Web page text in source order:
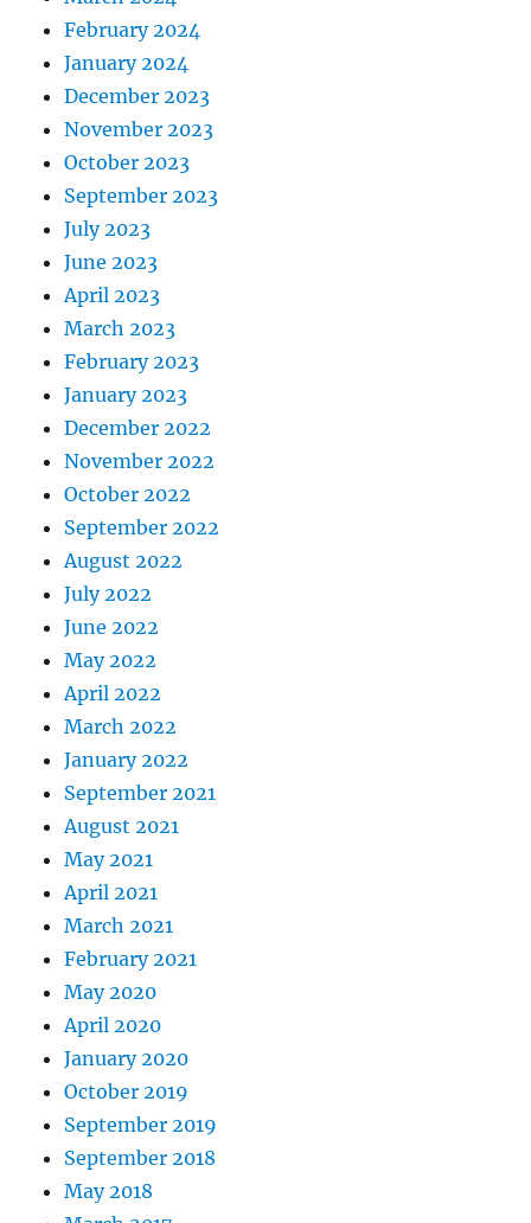
February 2024
January 2024
December 2023
November 2023
October 2023
September 2023
July 2023
June 2023
April 2023
March 2023
February 2023
January 2023
December 2022
November 2022
October 2022
September 2022
August 2022
July 2022
June 2022
May 2022
April 2022
March 2022
January 2022
September 2021
August 2021
May 2021
April 2021
March 2021
February 2021
May 2020
April 2020
January 2020
October 2019
September 2019
September 2018
May 2018